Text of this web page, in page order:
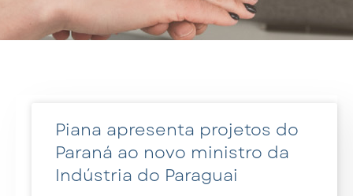
Piana apresenta projetos do
Paraná ao novo ministro da
Indústria do Paraguai